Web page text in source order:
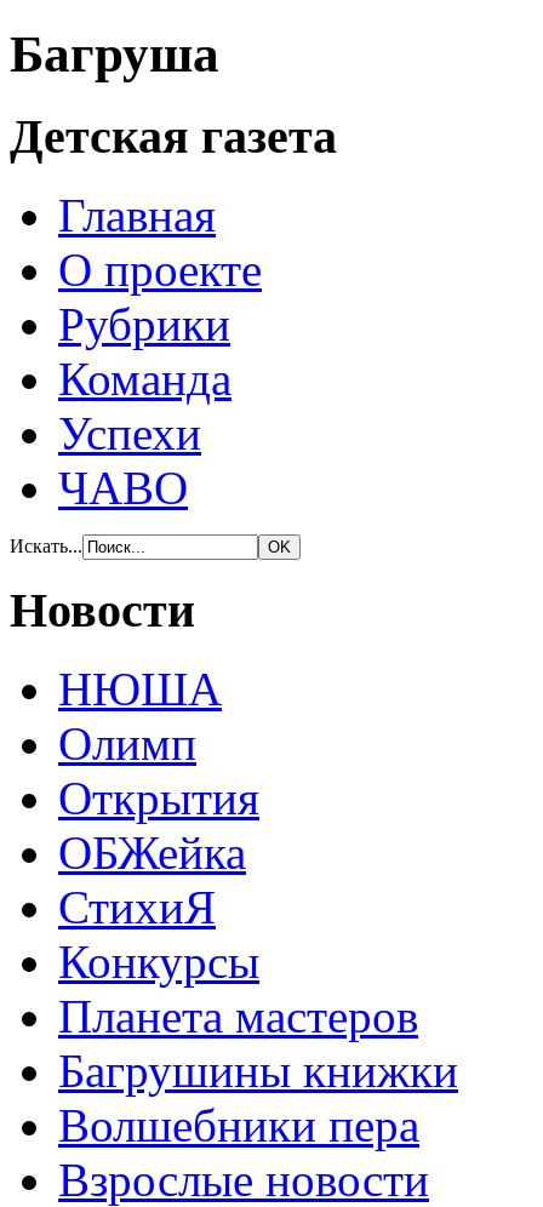
Багруша
Детская газета
Главная
О проекте
Рубрики
Команда
Успехи
ЧАВО
Искать...
Новости
НЮША
Олимп
Открытия
ОБЖейка
СтихиЯ
Конкурсы
Планета мастеров
Багрушины книжки
Волшебники пера
Взрослые новости